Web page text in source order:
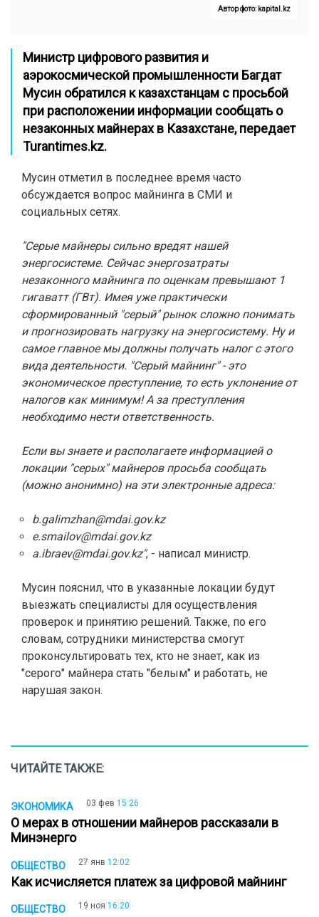
Автор фото: kapital.kz
Министр цифрового развития и
аэрокосмической промышленности Багдат
Мусин обратился к казахстанцам с просьбой
при расположении информации сообщать о
незаконных майнерах в Казахстане, передает
Turantimes.kz.
Мусин отметил в последнее время часто
обсуждается вопрос майнинга в СМИ и
социальных сетях.
"Серые майнеры сильно вредят нашей
энергосистеме. Сейчас энергозатраты
незаконного майнинга по оценкам превышают 1
гигаватт (ГВт). Имея уже практически
сформированный "серый" рынок сложно понимать
и прогнозировать нагрузку на энергосистему. Ну и
самое главное мы должны получать налог с этого
вида деятельности. "Серый майнинг" - это
экономическое преступление, то есть уклонение от
налогов как минимум! А за преступления
необходимо нести ответственность.
Если вы знаете и располагаете информацией о
локации "серых" майнеров просьба сообщать
(можно анонимно) на эти электронные адреса:
b.galimzhan@mdai.gov.kz
e.smailov@mdai.gov.kz
a.ibraev@mdai.gov.kz", - написал министр.
Мусин пояснил, что в указанные локации будут
выезжать специалисты для осуществления
проверок и принятию решений. Также, по его
словам, сотрудники министерства смогут
проконсультировать тех, кто не знает, как из
"серого" майнера стать "белым" и работать, не
нарушая закон.
ЧИТАЙТЕ ТАКЖЕ:
ЭКОНОМИКА 03 фев 15:26
О мерах в отношении майнеров рассказали в
Минэнерго
ОБЩЕСТВО 27 янв 12:02
Как исчисляется платеж за цифровой майнинг
ОБЩЕСТВО 19 ноя 16:20